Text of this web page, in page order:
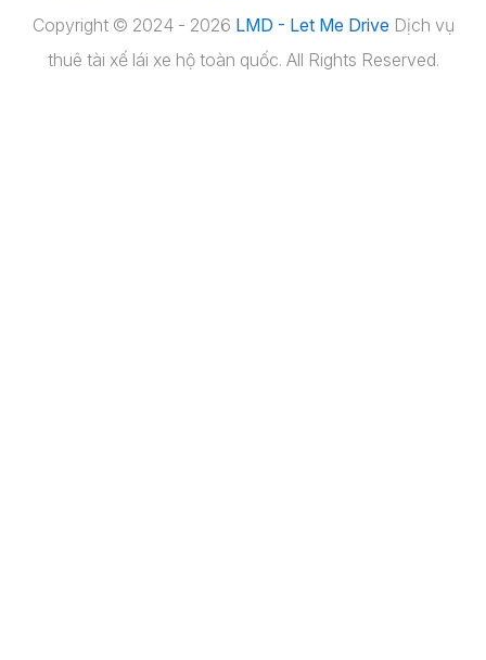
Copyright © 2024 - 2026 LMD - Let Me Drive Dịch vụ
thuê tài xế lái xe hộ toàn quốc. All Rights Reserved.